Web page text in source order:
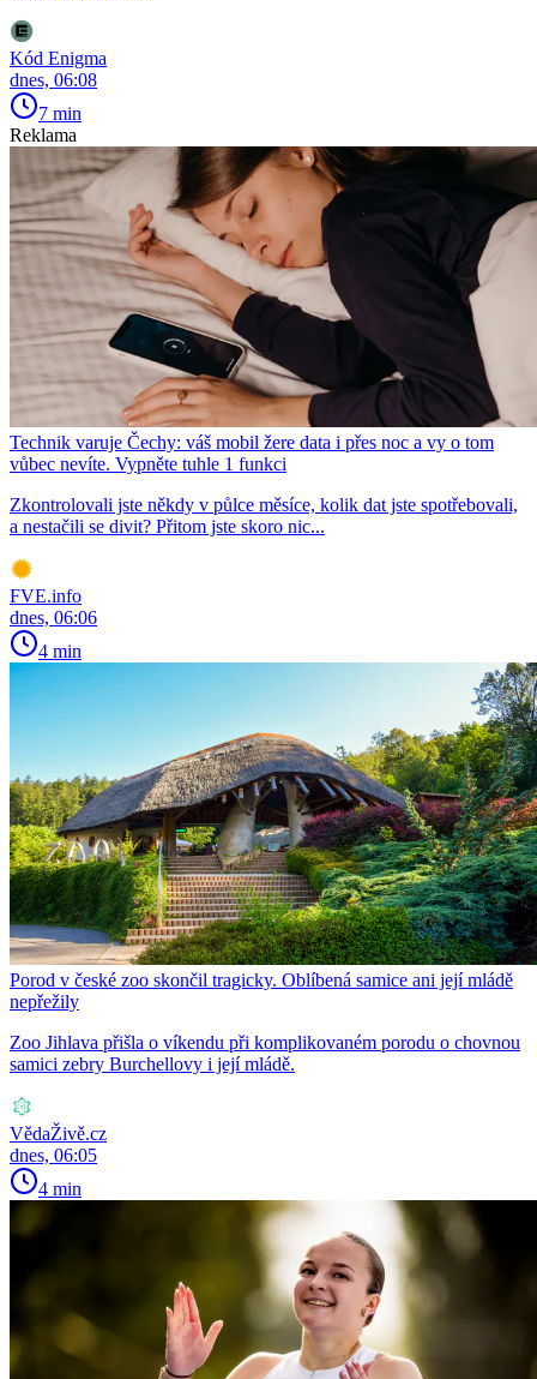
Kód Enigma
dnes, 06:08
7 min
Reklama
Technik varuje Čechy: váš mobil žere data i přes noc a vy o tom
vůbec nevíte. Vypněte tuhle 1 funkci
Zkontrolovali jste někdy v půlce měsíce, kolik dat jste spotřebovali,
a nestačili se divit? Přitom jste skoro nic...
FVE.info
dnes, 06:06
4 min
Porod v české zoo skončil tragicky. Oblíbená samice ani její mládě
nepřežily
Zoo Jihlava přišla o víkendu při komplikovaném porodu o chovnou
samici zebry Burchellovy i její mládě.
VědaŽivě.cz
dnes, 06:05
4 min